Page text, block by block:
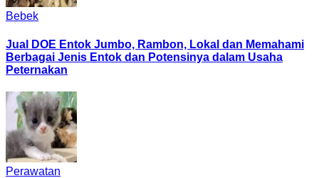
Bebek
Jual DOE Entok Jumbo, Rambon, Lokal dan Memahami
Berbagai Jenis Entok dan Potensinya dalam Usaha
Peternakan
Perawatan